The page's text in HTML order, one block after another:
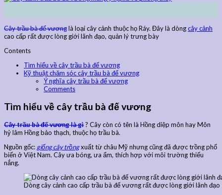
Cây trầu bà đế vươnglà loại cây cảnh thuộc họ Ráy. Đây là dòngcây cảnh
cao cấp rất được lòng giới lãnh đạo, quản lý trưng bày
Contents
Tìm hiểu về cây trầu bà đế vương
Kỹ thuật chăm sóc cây trầu bà đế vương
Ý nghĩa cây trầu bà đế vương
Comments
Tìm hiểu về cây trầu bà đế vương
Cây trầu bà đế vương là gì? Cây còn có tên là Hồng diệp môn hay Môn
hỷ lâm Hồng bảo thạch, thuộc họ trầu bà.
Nguồn gốc: giống cây trồngxuất từ châu Mỹ nhưng cũng đã được trồng phổ
biến ở Việt Nam. Cây ưa bóng, ưa ẩm, thích hợp với môi trường thiếu
nắng.
Dòng cây cảnh cao cấp trầu bà đế vương rất được lòng giới lãnh đạo